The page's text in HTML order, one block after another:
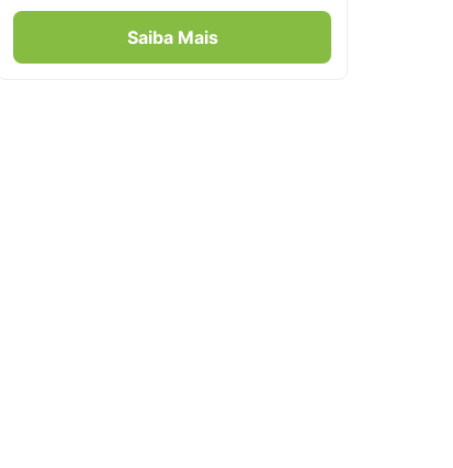
Saiba Mais